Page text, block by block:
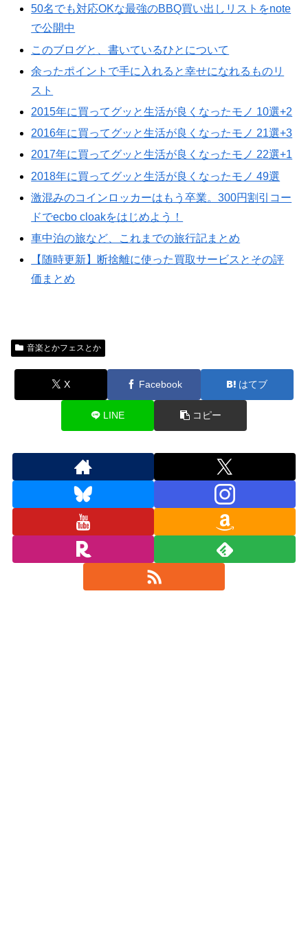
50名でも対応OKな最強のBBQ買い出しリストをnote
で公開中
このブログと、書いているひとについて
余ったポイントで手に入れると幸せになれるものリ
スト
2015年に買ってグッと生活が良くなったモノ 10選+2
2016年に買ってグッと生活が良くなったモノ 21選+3
2017年に買ってグッと生活が良くなったモノ 22選+1
2018年に買ってグッと生活が良くなったモノ 49選
激混みのコインロッカーはもう卒業。300円割引コー
ドでecbo cloakをはじめよう！
車中泊の旅など、これまでの旅行記まとめ
【随時更新】断捨離に使った買取サービスとその評
価まとめ
音楽とかフェスとか
X Facebook はてブ
LINE コピー